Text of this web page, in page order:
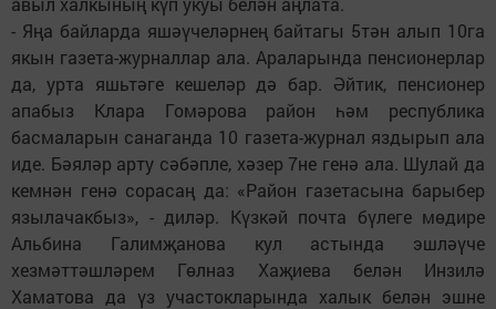
- Яңа байларда яшәүчеләрнең байтагы 5тән алып 10га
якын газета-журналлар ала. Араларында пенсионерлар
да, урта яшьтәге кешеләр дә бар. Әйтик, пенсионер
апабыз Клара Гомәрова район һәм республика
басмаларын санаганда 10 газета-журнал яздырып ала
иде. Бәяләр арту сәбәпле, хәзер 7не генә ала. Шулай да
кемнән генә сорасаң да: «Район газетасына барыбер
язылачакбыз», - диләр. Күзкәй почта бүлеге мөдире
Альбина Галимҗанова кул астында эшләүче
хезмәттәшләрем Гөлназ Хаҗиева белән Инзилә
Хаматова да үз участокларында халык белән эшне